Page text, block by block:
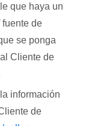
que haya un
fuente de
se ponga
Cliente de
información
de